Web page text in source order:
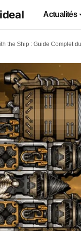
Actualités
the Ship : Guide Complet